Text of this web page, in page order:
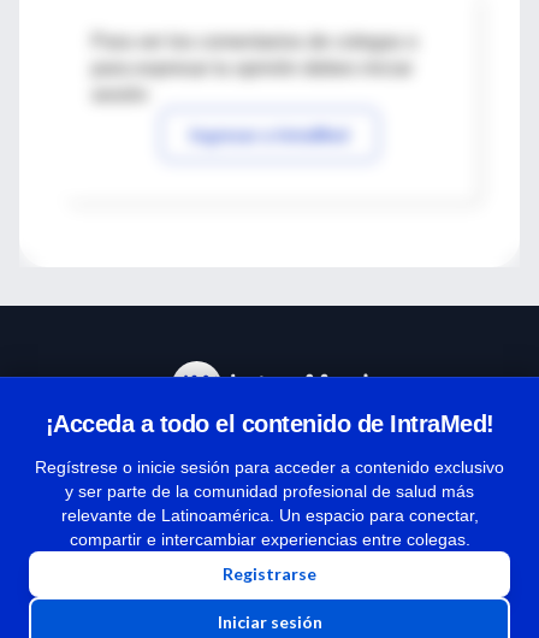
Para ver los comentarios de colegas o
Ingresar a IntraMed
¡Acceda a todo el contenido de IntraMed!
Regístrese o inicie sesión para acceder a contenido exclusivo
y ser parte de la comunidad profesional de salud más
relevante de Latinoamérica. Un espacio para conectar,
compartir e intercambiar experiencias entre colegas.
Registrarse
Iniciar sesión
Términos y condiciones
| Políticas de privacidad
| Todos los derechos reservados | Copyright 1997-2026